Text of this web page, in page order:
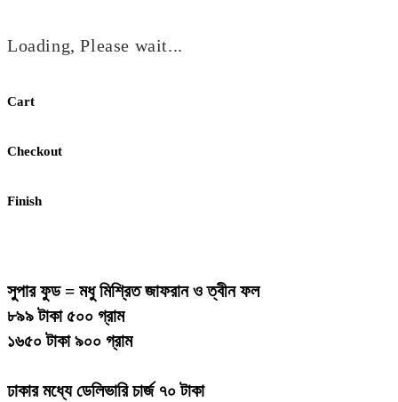
Loading, Please wait...
Cart
Checkout
Finish
সুপার ফুড = মধু মিশ্রিত জাফরান ও ত্বীন ফল
৮৯৯ টাকা ৫০০ গ্রাম
১৬৫০ টাকা ৯০০ গ্রাম
ঢাকার মধ্যে ডেলিভারি চার্জ ৭০ টাকা